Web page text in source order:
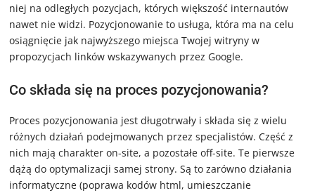
niej na odległych pozycjach, których większość internautów
nawet nie widzi. Pozycjonowanie to usługa, która ma na celu
osiągnięcie jak najwyższego miejsca Twojej witryny w
propozycjach linków wskazywanych przez Google.
Co składa się na proces pozycjonowania?
Proces pozycjonowania jest długotrwały i składa się z wielu
różnych działań podejmowanych przez specjalistów. Część z
nich mają charakter on-site, a pozostałe off-site. Te pierwsze
dążą do optymalizacji samej strony. Są to zarówno działania
informatyczne (poprawa kodów html, umieszczanie